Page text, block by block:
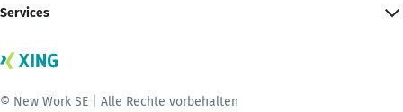
Services
© New Work SE | Alle Rechte vorbehalten